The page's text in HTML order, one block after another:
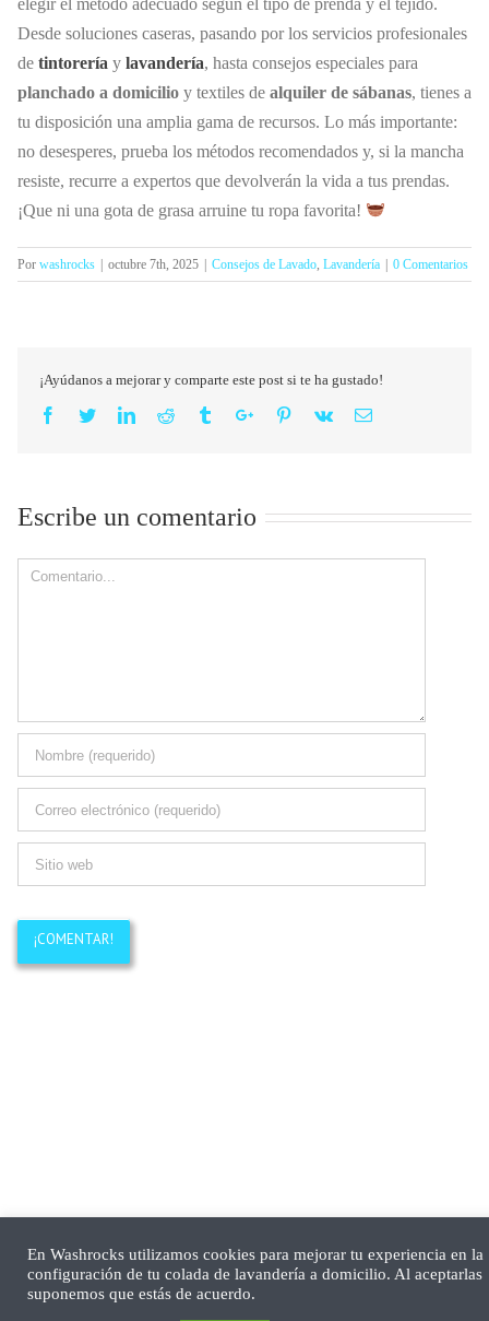
elegir el método adecuado según el tipo de prenda y el tejido.
Desde soluciones caseras, pasando por los servicios profesionales
de tintorería y lavandería, hasta consejos especiales para
planchado a domicilio y textiles de alquiler de sábanas, tienes a
tu disposición una amplia gama de recursos. Lo más importante:
no desesperes, prueba los métodos recomendados y, si la mancha
resiste, recurre a expertos que devolverán la vida a tus prendas.
¡Que ni una gota de grasa arruine tu ropa favorita!
Por washrocks octubre 7th, 2025 Consejos de Lavado, Lavandería 0 Comentarios
¡Ayúdanos a mejorar y comparte este post si te ha gustado!
Facebook
TwitterLinkedinReddit TumblrGoogle+Pinterest
Vk Email
Escribe un comentario
Comment
En Washrocks utilizamos cookies para mejorar tu experiencia en la
configuración de tu colada de lavandería a domicilio. Al aceptarlas
suponemos que estás de acuerdo.